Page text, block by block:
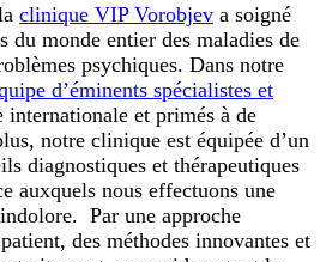
clinique VIP Vorobjev a soigné
du monde entier des maladies de
psychiques. Dans notre
d’éminents spécialistes et
internationale et primés à de
notre clinique est équipée d’un
diagnostiques et thérapeutiques
auxquels nous effectuons une
Par une approche
des méthodes innovantes et